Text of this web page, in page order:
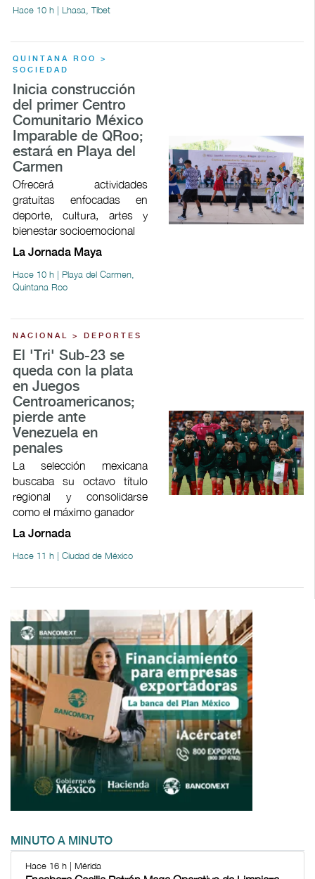
Hace 10 h | Lhasa, Tíbet
QUINTANA ROO >
SOCIEDAD
Inicia construcción
del primer Centro
Comunitario México
Imparable de QRoo;
estará en Playa del
Carmen
Ofrecerá actividades
gratuitas enfocadas en
deporte, cultura, artes y
bienestar socioemocional
La Jornada Maya
Hace 10 h | Playa del Carmen,
Quintana Roo
NACIONAL > DEPORTES
El 'Tri' Sub-23 se
queda con la plata
en Juegos
Centroamericanos;
pierde ante
Venezuela en
penales
La selección mexicana
buscaba su octavo título
regional y consolidarse
como el máximo ganador
La Jornada
Hace 11 h | Ciudad de México
MINUTO A MINUTO
Hace 16 h | Mérida